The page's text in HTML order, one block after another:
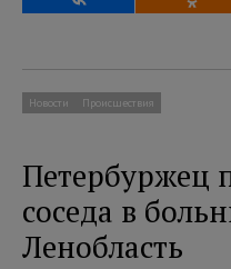
Новости Происшествия
Петербуржец
соседа в
Ленобласть